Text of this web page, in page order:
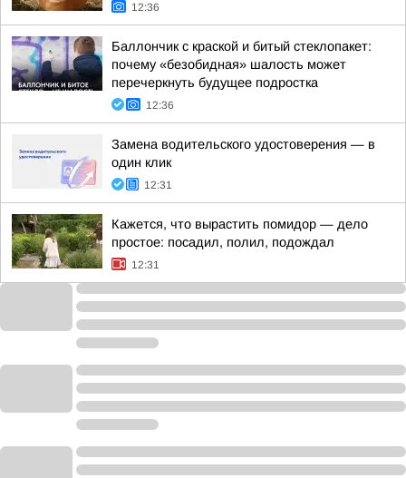
12:36
Баллончик с краской и битый стеклопакет:
почему «безобидная» шалость может
перечеркнуть будущее подростка
12:36
Замена водительского удостоверения — в
один клик
12:31
Кажется, что вырастить помидор — дело
простое: посадил, полил, подождал
12:31